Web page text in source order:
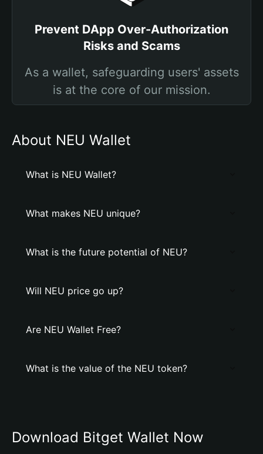
Prevent DApp Over-Authorization
Risks and Scams
As a wallet, safeguarding users' assets
is at the core of our mission.
About NEU Wallet
What is NEU Wallet?
What makes NEU unique?
What is the future potential of NEU?
Will NEU price go up?
Are NEU Wallet Free?
What is the value of the NEU token?
Download Bitget Wallet Now